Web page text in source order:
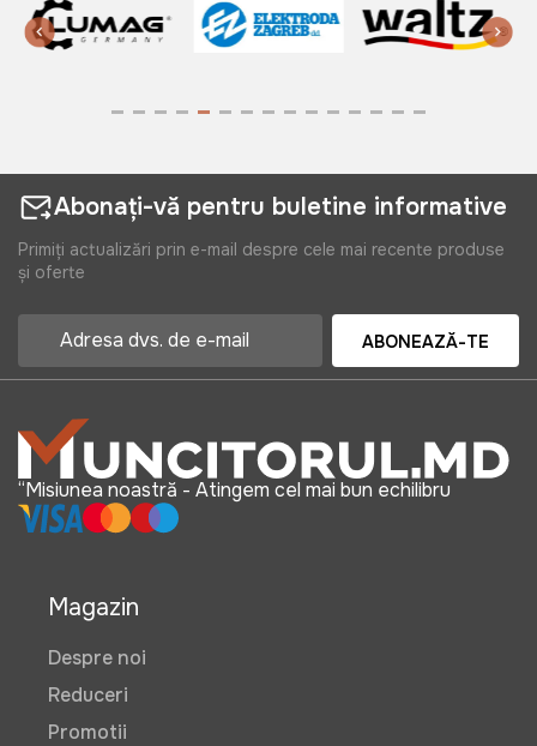
Abonați-vă pentru buletine informative
Primiți actualizări prin e-mail despre cele mai recente produse
și oferte
ABONEAZĂ-TE
“Misiunea noastră - Atingem cel mai bun echilibru
Magazin
Despre noi
Reduceri
Promotii